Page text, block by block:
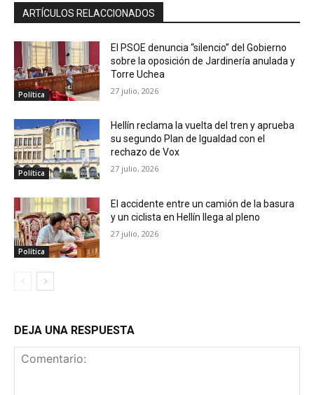
ARTÍCULOS RELACCIONADOS
Política
El PSOE denuncia “silencio” del Gobierno
sobre la oposición de Jardinería anulada y
Torre Uchea
27 julio, 2026
Política
Hellín reclama la vuelta del tren y aprueba
su segundo Plan de Igualdad con el
rechazo de Vox
27 julio, 2026
Política
El accidente entre un camión de la basura
y un ciclista en Hellín llega al pleno
27 julio, 2026
DEJA UNA RESPUESTA